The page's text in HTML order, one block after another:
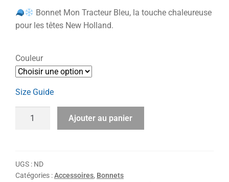
Bonnet Mon Tracteur Bleu, la touche chaleureuse
pour les têtes New Holland.
Couleur
Size Guide
Ajouter au panier
UGS : ND
Catégories :Accessoires, Bonnets